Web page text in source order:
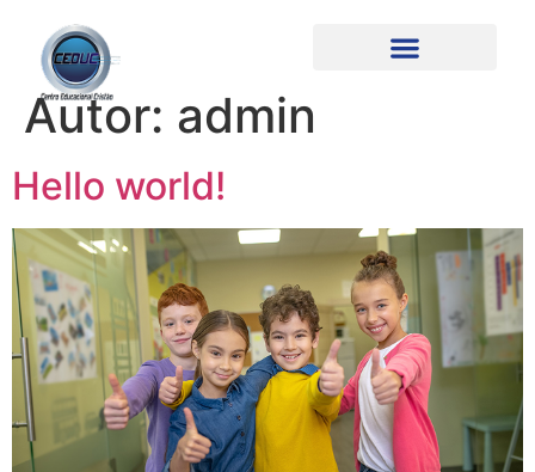
Autor: admin
Hello world!